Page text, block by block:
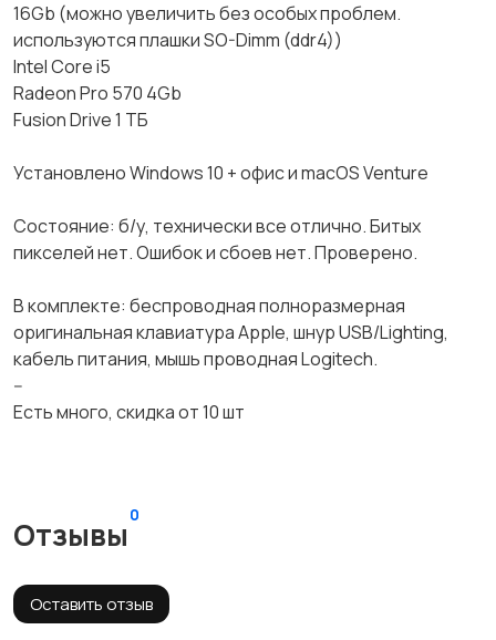
16Gb (можно увеличить без особых проблем.
используются плашки SO-Dimm (ddr4))
Intel Core i5
Radeon Pro 570 4Gb
Fusion Drivе 1 ТБ
Установлено Windows 10 + офис и macOS Venture
Состояние: б/у, технически все отлично. Битых
пикселей нет. Ошибок и сбоев нет. Проверено.
В комплекте: беспроводная полноразмерная
оригинальная клавиатура Apple, шнур USB/Lighting,
кабель питания, мышь проводная Logitech.
--
Есть много, скидка от 10 шт
Отзывы
0
Оставить отзыв